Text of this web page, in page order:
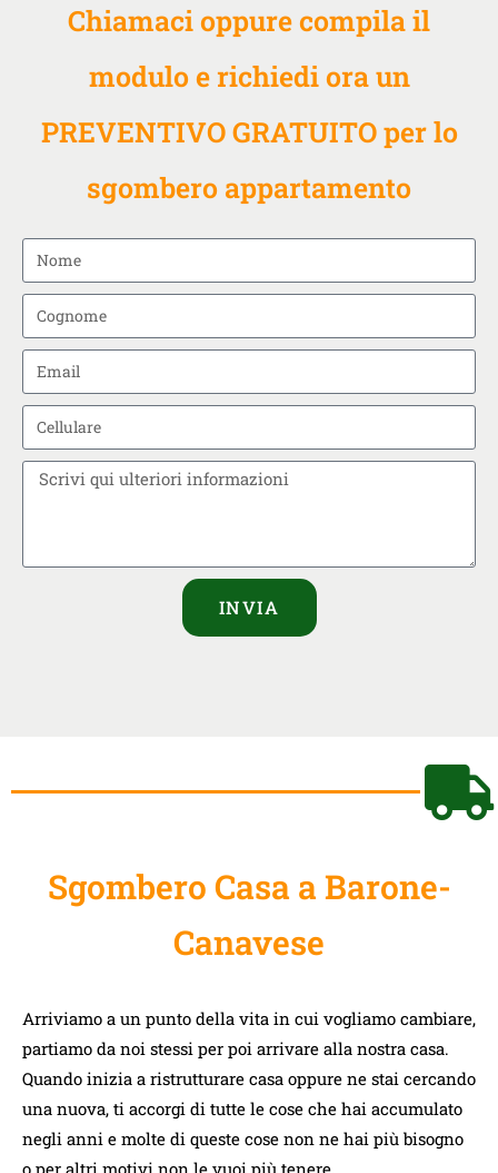
Chiamaci oppure compila il
modulo e richiedi ora un
PREVENTIVO GRATUITO per lo
sgombero appartamento
INVIA
Sgombero Casa a Barone-
Canavese
Arriviamo a un punto della vita in cui vogliamo cambiare,
partiamo da noi stessi per poi arrivare alla nostra casa.
Quando inizia a ristrutturare casa oppure ne stai cercando
una nuova, ti accorgi di tutte le cose che hai accumulato
negli anni e molte di queste cose non ne hai più bisogno
o per altri motivi non le vuoi più tenere.